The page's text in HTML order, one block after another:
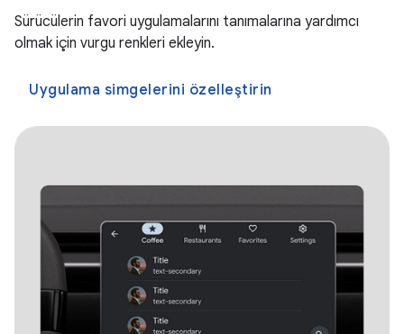
Sürücülerin favori uygulamalarını tanımalarına yardımcı
olmak için vurgu renkleri ekleyin.
Uygulama simgelerini özelleştirin